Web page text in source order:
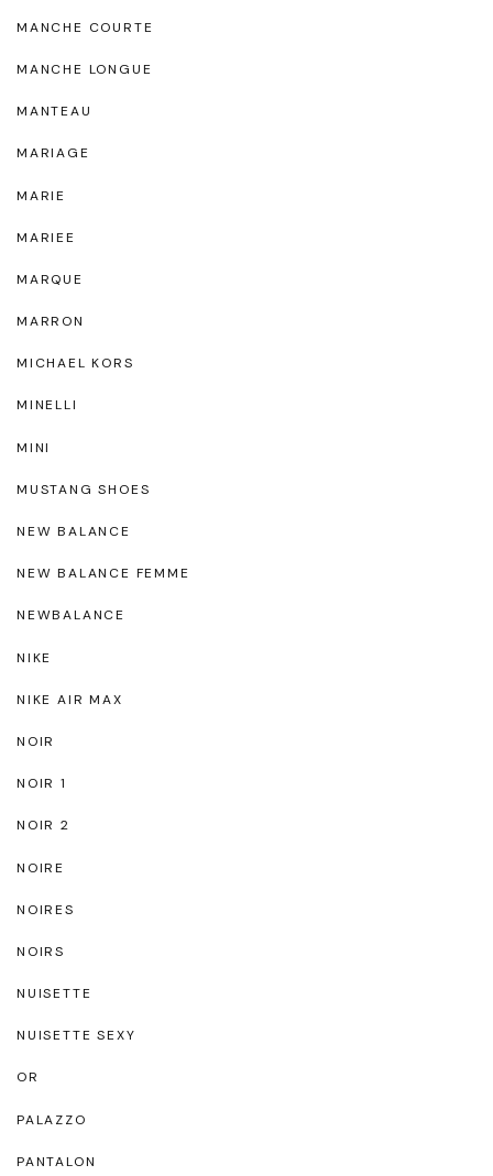
MANCHE COURTE
MANCHE LONGUE
MANTEAU
MARIAGE
MARIE
MARIEE
MARQUE
MARRON
MICHAEL KORS
MINELLI
MINI
MUSTANG SHOES
NEW BALANCE
NEW BALANCE FEMME
NEWBALANCE
NIKE
NIKE AIR MAX
NOIR
NOIR 1
NOIR 2
NOIRE
NOIRES
NOIRS
NUISETTE
NUISETTE SEXY
OR
PALAZZO
PANTALON